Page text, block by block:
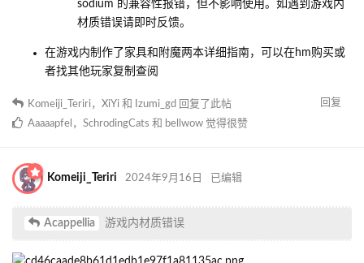
sodium 的兼容性报错，但不影响使用。如遇到游戏内
材质错误请即时反馈。
在游戏内制作了家具和附魔两本详细指南，可以在hm购买或
者找其他玩家复制查阅
回复
Komeiji_Teriri ， XiYi 和 Izumi_gd 回复了此帖
Aaaaapfel ， SchrodingCats 和 bellwow 觉得很赞
Komeiji_Teriri 2024年9月16日 已编辑
Acappellia 游戏内材质错误